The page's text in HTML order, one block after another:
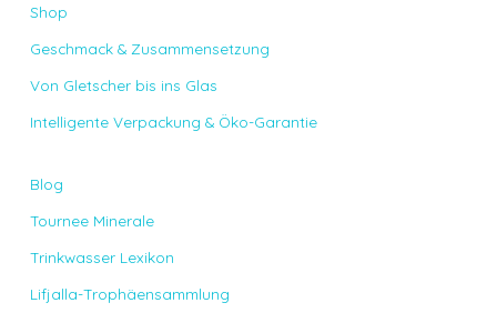
Shop
Geschmack & Zusammensetzung
Von Gletscher bis ins Glas
Intelligente Verpackung & Öko-Garantie
Blog
Tournee Minerale
Trinkwasser Lexikon
Lifjalla-Trophäensammlung